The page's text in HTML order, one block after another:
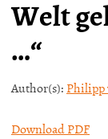
Welt
…“
Author(s): Philipp
Download PDF